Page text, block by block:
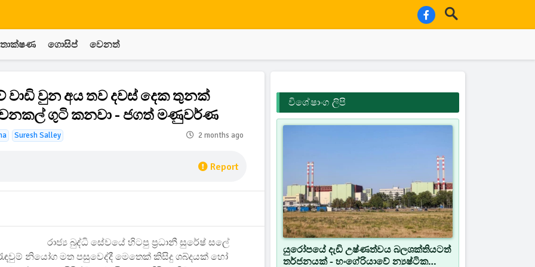
තාක්ෂණ ගොසිප් වෙනත්
වුන අය තව දවස් දෙක තුනක්
ගුටි කනවා - ජගත් මණුවර්ණ
Suresh Salley 2 months ago
Report
රාජ්‍ය බුද්ධි සේවයේ හිටපු ප්‍රධානී සුරේෂ් සලේ
නියෝග මත පසුවෙද්දී මෙතෙක් කිසිදු ශබ්දයක් හෝ
විශේෂාංග ලිපි
යුරෝපයේ දැඩි උෂ්ණත්වය බලශක්තියටත්
තර්ජනයක් - හංගේරියාවේ න්‍යෂ්ටික